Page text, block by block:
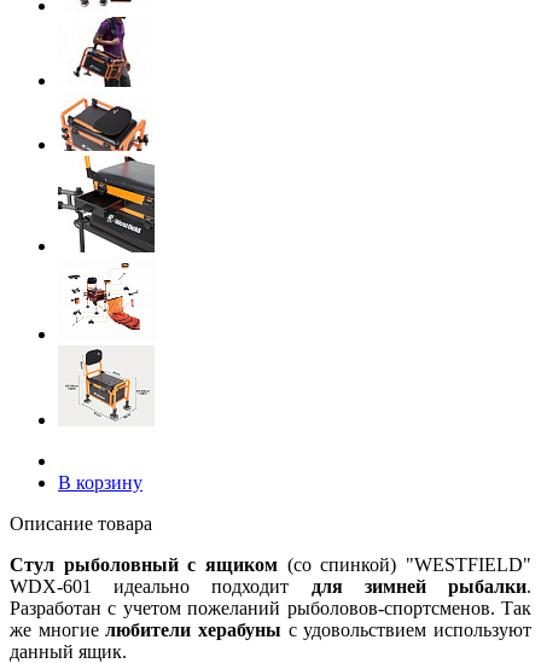
В корзину
Описание товара
Стул рыболовный с ящиком (со спинкой) "WESTFIELD"
WDX-601 идеально подходит для зимней рыбалки.
Разработан с учетом пожеланий рыболовов-спортсменов. Так
же многиелюбители херабуны с удовольствием используют
данный ящик.